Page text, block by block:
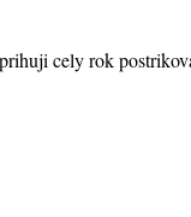
cely rok